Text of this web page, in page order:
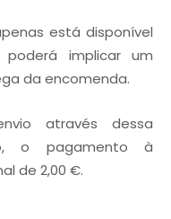
está disponível
implicar um
da encomenda.
através dessa
o pagamento à
de 2,00 €.